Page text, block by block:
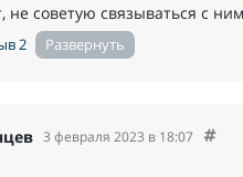
не советую связываться с
2
3 февраля 2023 в 18:07